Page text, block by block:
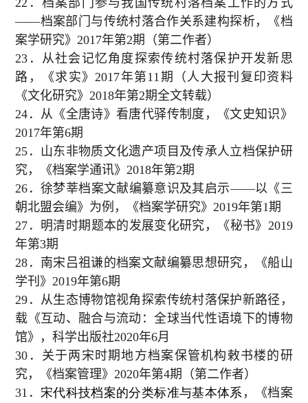
22 ．档案部门参与我国传统村落档案工作的方式
——档案部门与传统村落合作关系建构探析，《档
案学研究》2017年第2期（第二作者）
23 ．从社会记忆角度探索传统村落保护开发新思
路，《求实》2017年第11期（人大报刊复印资料
《文化研究》2018年第2期全文转载）
24 ．从《全唐诗》看唐代驿传制度，《文史知识》
2017年第6期
25 ．山东非物质文化遗产项目及传承人立档保护研
究，《档案学通讯》2018年第2期
26 ．徐梦莘档案文献编纂意识及其启示——以《三
朝北盟会编》为例，《档案学研究》2019年第1期
27 ．明清时期题本的发展变化研究，《秘书》 2019
年第3期
28 ．南宋吕祖谦的档案文献编纂思想研究，《船山
学刊》2019年第6期
29 ．从生态博物馆视角探索传统村落保护新路径，
载《互动、融合与流动：全球当代性语境下的博物
馆》，科学出版社2020年6月
30 ．关于两宋时期地方档案保管机构敕书楼的研
究，《档案管理》2020年第4期（第二作者）
31 ．宋代科技档案的分类标准与基本体系 ，《档案